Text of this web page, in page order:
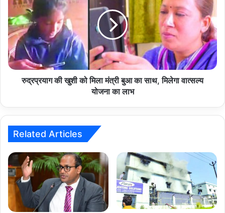
खुशी
को
मिला
मंत्री
बुआ
का
साथ,
मिलेगारुद्रप्रयाग की खुशी को मिला मंत्री बुआ का साथ, मिलेगा वात्सल्य
योजना का लाभ
Related Articles